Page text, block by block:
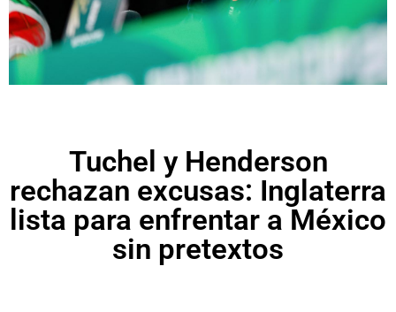
Tuchel y Henderson
rechazan excusas: Inglaterra
lista para enfrentar a México
sin pretextos